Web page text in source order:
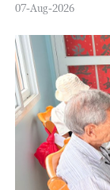
07-Aug-2026